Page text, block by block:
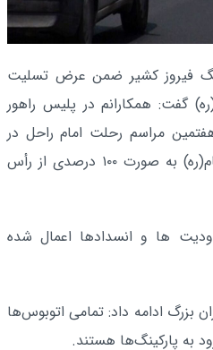
فیروز کشیر ضمن عرض تسلیت
گفت: همکارانم در پلیس راهور
مراسم رحلت امام راحل در
تمامی معابر منتهی به مرقد امام(ره) به صورت ۱۰۰ درصدی از رأس
ها و انسدادها اعمال شده
بزرگ ادامه داد: تمامی اتوبوس‌ها
به پارکینگ‌ها هستند.